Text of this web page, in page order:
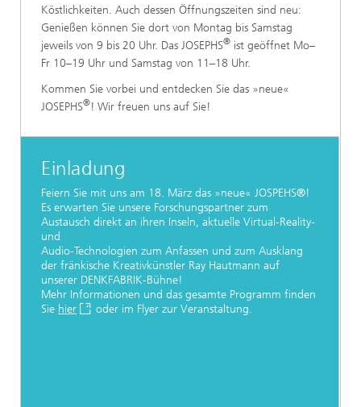
Köstlichkeiten. Auch dessen Öffnungszeiten sind neu:
Genießen können Sie dort von Montag bis Samstag
jeweils von 9 bis 20 Uhr. Das JOSEPHS® ist geöffnet Mo–
Fr 10–19 Uhr und Samstag von 11–18 Uhr.
Kommen Sie vorbei und entdecken Sie das »neue«
JOSEPHS®! Wir freuen uns auf Sie!
Einladung
Feiern Sie mit uns am 18. März das »neue« JOSPEHS®!
Es erwarten Sie unsere Forschungspartner zum
Austausch direkt an ihren Inseln, aktuelle Virtual-Reality-
und
Audio-Technologien zum Anfassen und zum Ausklang
der fränkische Kreativkünstler Ray Hautmann auf
unserer DENKFABRIK-Bühne!
Mehr Informationen und das gesamte Programm finden
Sie hier oder im Flyer zur Veranstaltung.